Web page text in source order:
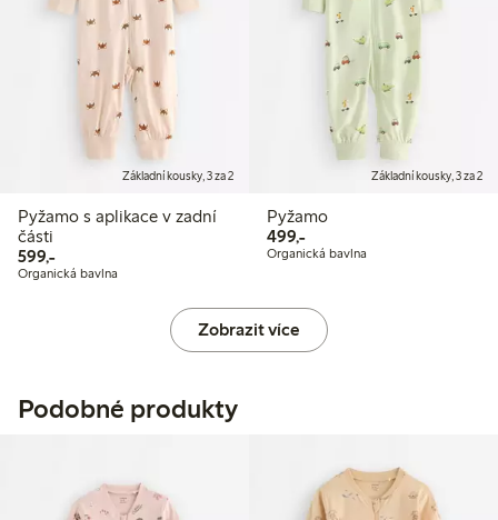
Základní kousky, 3 za 2
Pyžamo s aplikace v zadní
části
599,-599,00 Kč
Organická bavlna
Základní kousky, 3 za 2
Pyžamo
499,-499,00 Kč
Organická bavlna
Zobrazit více
Podobné produkty